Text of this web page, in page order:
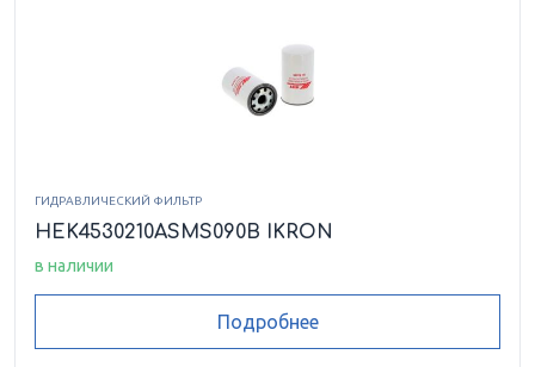
HEK8520095ASFG010LCB
HEK8520106ASFG010HCB
HEK8520106ASFG010LCB
HEK8520106ASFG025HCB
ГИДРАВЛИЧЕСКИЙ ФИЛЬТР
HEK4530210ASMS090B IKRON
в наличии
Подробнее